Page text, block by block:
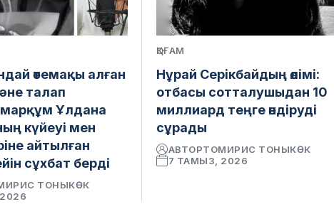
өтемақы алған
талап
марқұм Ұлдана
күйеуі мен
айтылған
сұхбат берді
ТОНЫКӨК
ҚОҒАМ
Нұрай Серікбайдың өлімі:
отбасы сотталушыдан 10
миллиард теңге өндіруді
сұрады
АВТОРТОМИРИС ТОНЫКӨК
7 ТАМЫЗ, 2026